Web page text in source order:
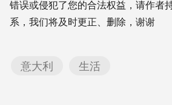
错误或侵犯了您的合法权益，请作者
系，我们将及时更正、删除，谢谢
意大利 生活